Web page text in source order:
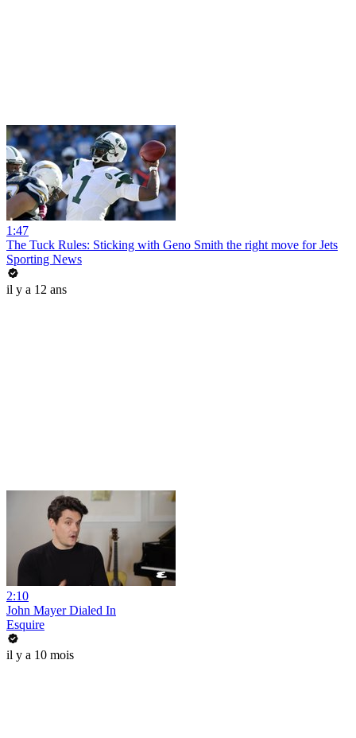
1:47
The Tuck Rules: Sticking with Geno Smith the right move for Jets
Sporting News
il y a 12 ans
2:10
John Mayer Dialed In
Esquire
il y a 10 mois